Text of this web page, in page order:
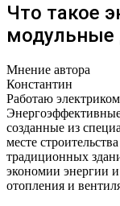
Что такое
модульные
Мнение автора
Константин
Работаю
созданные из
месте
традиционных
экономии энергии
отопления и